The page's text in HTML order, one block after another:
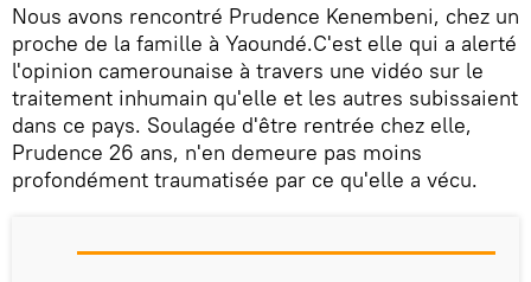
Nous avons rencontré Prudence Kenembeni, chez un
proche de la famille à Yaoundé.C'est elle qui a alerté
l'opinion camerounaise à travers une vidéo sur le
traitement inhumain qu'elle et les autres subissaient
dans ce pays. Soulagée d'être rentrée chez elle,
Prudence 26 ans, n'en demeure pas moins
profondément traumatisée par ce qu'elle a vécu.